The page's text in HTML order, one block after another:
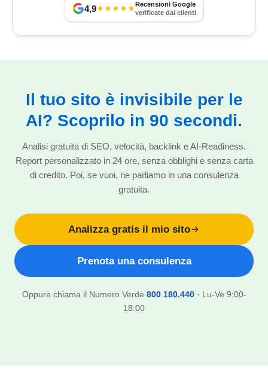
4,9
Recensioni Google
verificate dai clienti
Il tuo sito è invisibile per le
AI? Scoprilo in 90 secondi.
Analisi gratuita di SEO, velocità, backlink e AI-Readiness.
Report personalizzato in 24 ore, senza obblighi e senza carta
di credito. Poi, se vuoi, ne parliamo in una consulenza
gratuita.
Analizza gratis il mio sito
Prenota una consulenza
Oppure chiama il Numero Verde 800 180.440· Lu-Ve 9:00-
18:00